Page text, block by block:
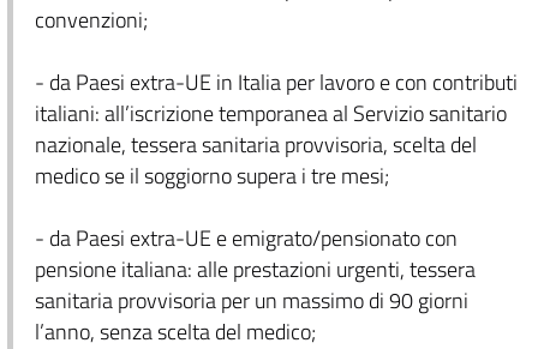
convenzioni;
- da Paesi extra-UE in Italia per lavoro e con contributi
italiani: all’iscrizione temporanea al Servizio sanitario
nazionale, tessera sanitaria provvisoria, scelta del
medico se il soggiorno supera i tre mesi;
- da Paesi extra-UE e emigrato/pensionato con
pensione italiana: alle prestazioni urgenti, tessera
sanitaria provvisoria per un massimo di 90 giorni
l’anno, senza scelta del medico;